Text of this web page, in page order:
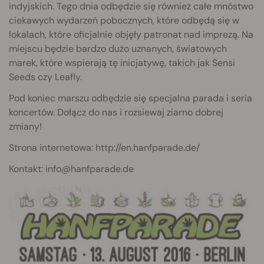
indyjskich. Tego dnia odbędzie się również całe mnóstwo
ciekawych wydarzeń pobocznych, które odbędą się w
lokalach, które oficjalnie objęły patronat nad imprezą. Na
miejscu będzie bardzo dużo uznanych, światowych
marek, które wspierają tę inicjatywę, takich jak Sensi
Seeds czy Leafly.
Pod koniec marszu odbędzie się specjalna parada i seria
koncertów. Dołącz do nas i rozsiewaj ziarno dobrej
zmiany!
Strona internetowa: http://en.hanfparade.de/
Kontakt: info@hanfparade.de